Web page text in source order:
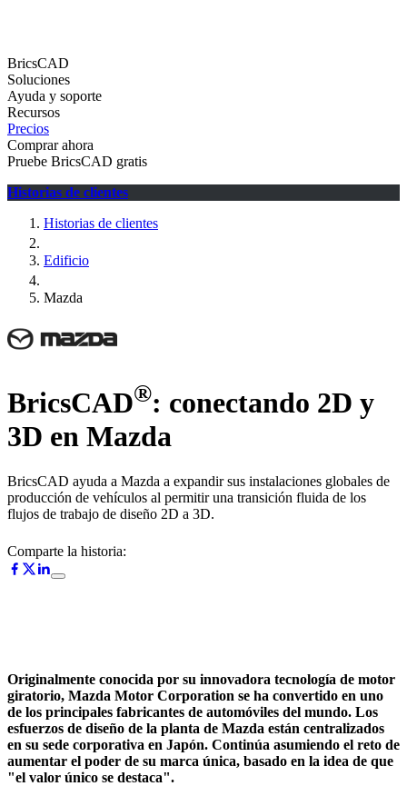
BricsCAD
Soluciones
Ayuda y soporte
Recursos
Precios
Comprar ahora
Pruebe BricsCAD gratis
Historias de clientes
Historias de clientes
Edificio
Mazda
BricsCAD®: conectando 2D y
3D en Mazda
BricsCAD ayuda a Mazda a expandir sus instalaciones globales de
producción de vehículos al permitir una transición fluida de los
flujos de trabajo de diseño 2D a 3D.
Comparte la historia:
Originalmente conocida por su innovadora tecnología de motor
giratorio, Mazda Motor Corporation se ha convertido en uno
de los principales fabricantes de automóviles del mundo. Los
esfuerzos de diseño de la planta de Mazda están centralizados
en su sede corporativa en Japón. Continúa asumiendo el reto de
aumentar el poder de su marca única, basado en la idea de que
"el valor único se destaca".